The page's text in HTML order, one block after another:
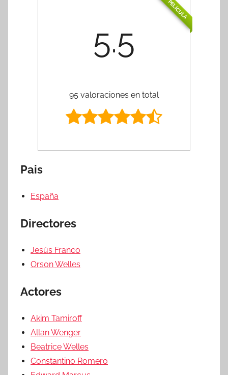
PELÍCULA
5.5
95 valoraciones en total
Pais
España
Directores
Jesús Franco
Orson Welles
Actores
Akim Tamiroff
Allan Wenger
Beatrice Welles
Constantino Romero